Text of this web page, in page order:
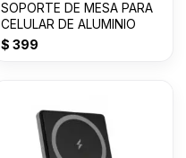
SOPORTE DE MESA PARA
CELULAR DE ALUMINIO
$ 399